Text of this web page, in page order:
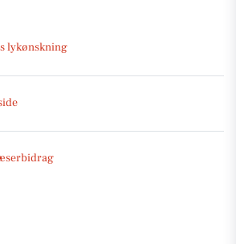
lykønskning